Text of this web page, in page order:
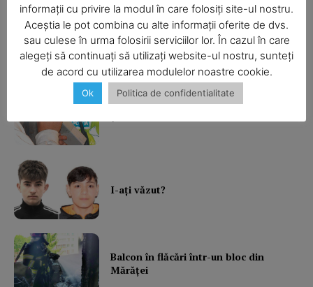
SUBSCRIBE NOW
Company
About
Subscription Plans
My account
Ultimele ştiri
I-aţi văzut?
Balcon în flăcări într-un bloc din
Mărăţei
informații cu privire la modul în care folosiți site-ul nostru.
Aceștia le pot combina cu alte informații oferite de dvs.
sau culese în urma folosirii serviciilor lor. În cazul în care
alegeți să continuați să utilizați website-ul nostru, sunteți
de acord cu utilizarea modulelor noastre cookie.
Ok Politica de confidentialitate